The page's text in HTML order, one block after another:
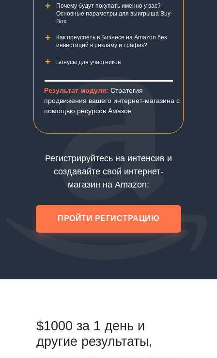
Почему будут покупать именно у вас?
Основные параметры для выигрыша Buy-
Box
Как преуспеть в Бизнесе на Amazon без
инвестиций в рекламу и трафик?
+
+
Результат модуля: Стратегия
продвижения вашего интернет-магазина с
помощью ресурсов Амазон
Регистрируйтесь на интенсив и
создавайте свой интернет-
магазин на Amazon:
ПРОЙТИ РЕГИСТРАЦИЮ
Бонусы для участников
+
$1000 за 1 день и
другие результаты,